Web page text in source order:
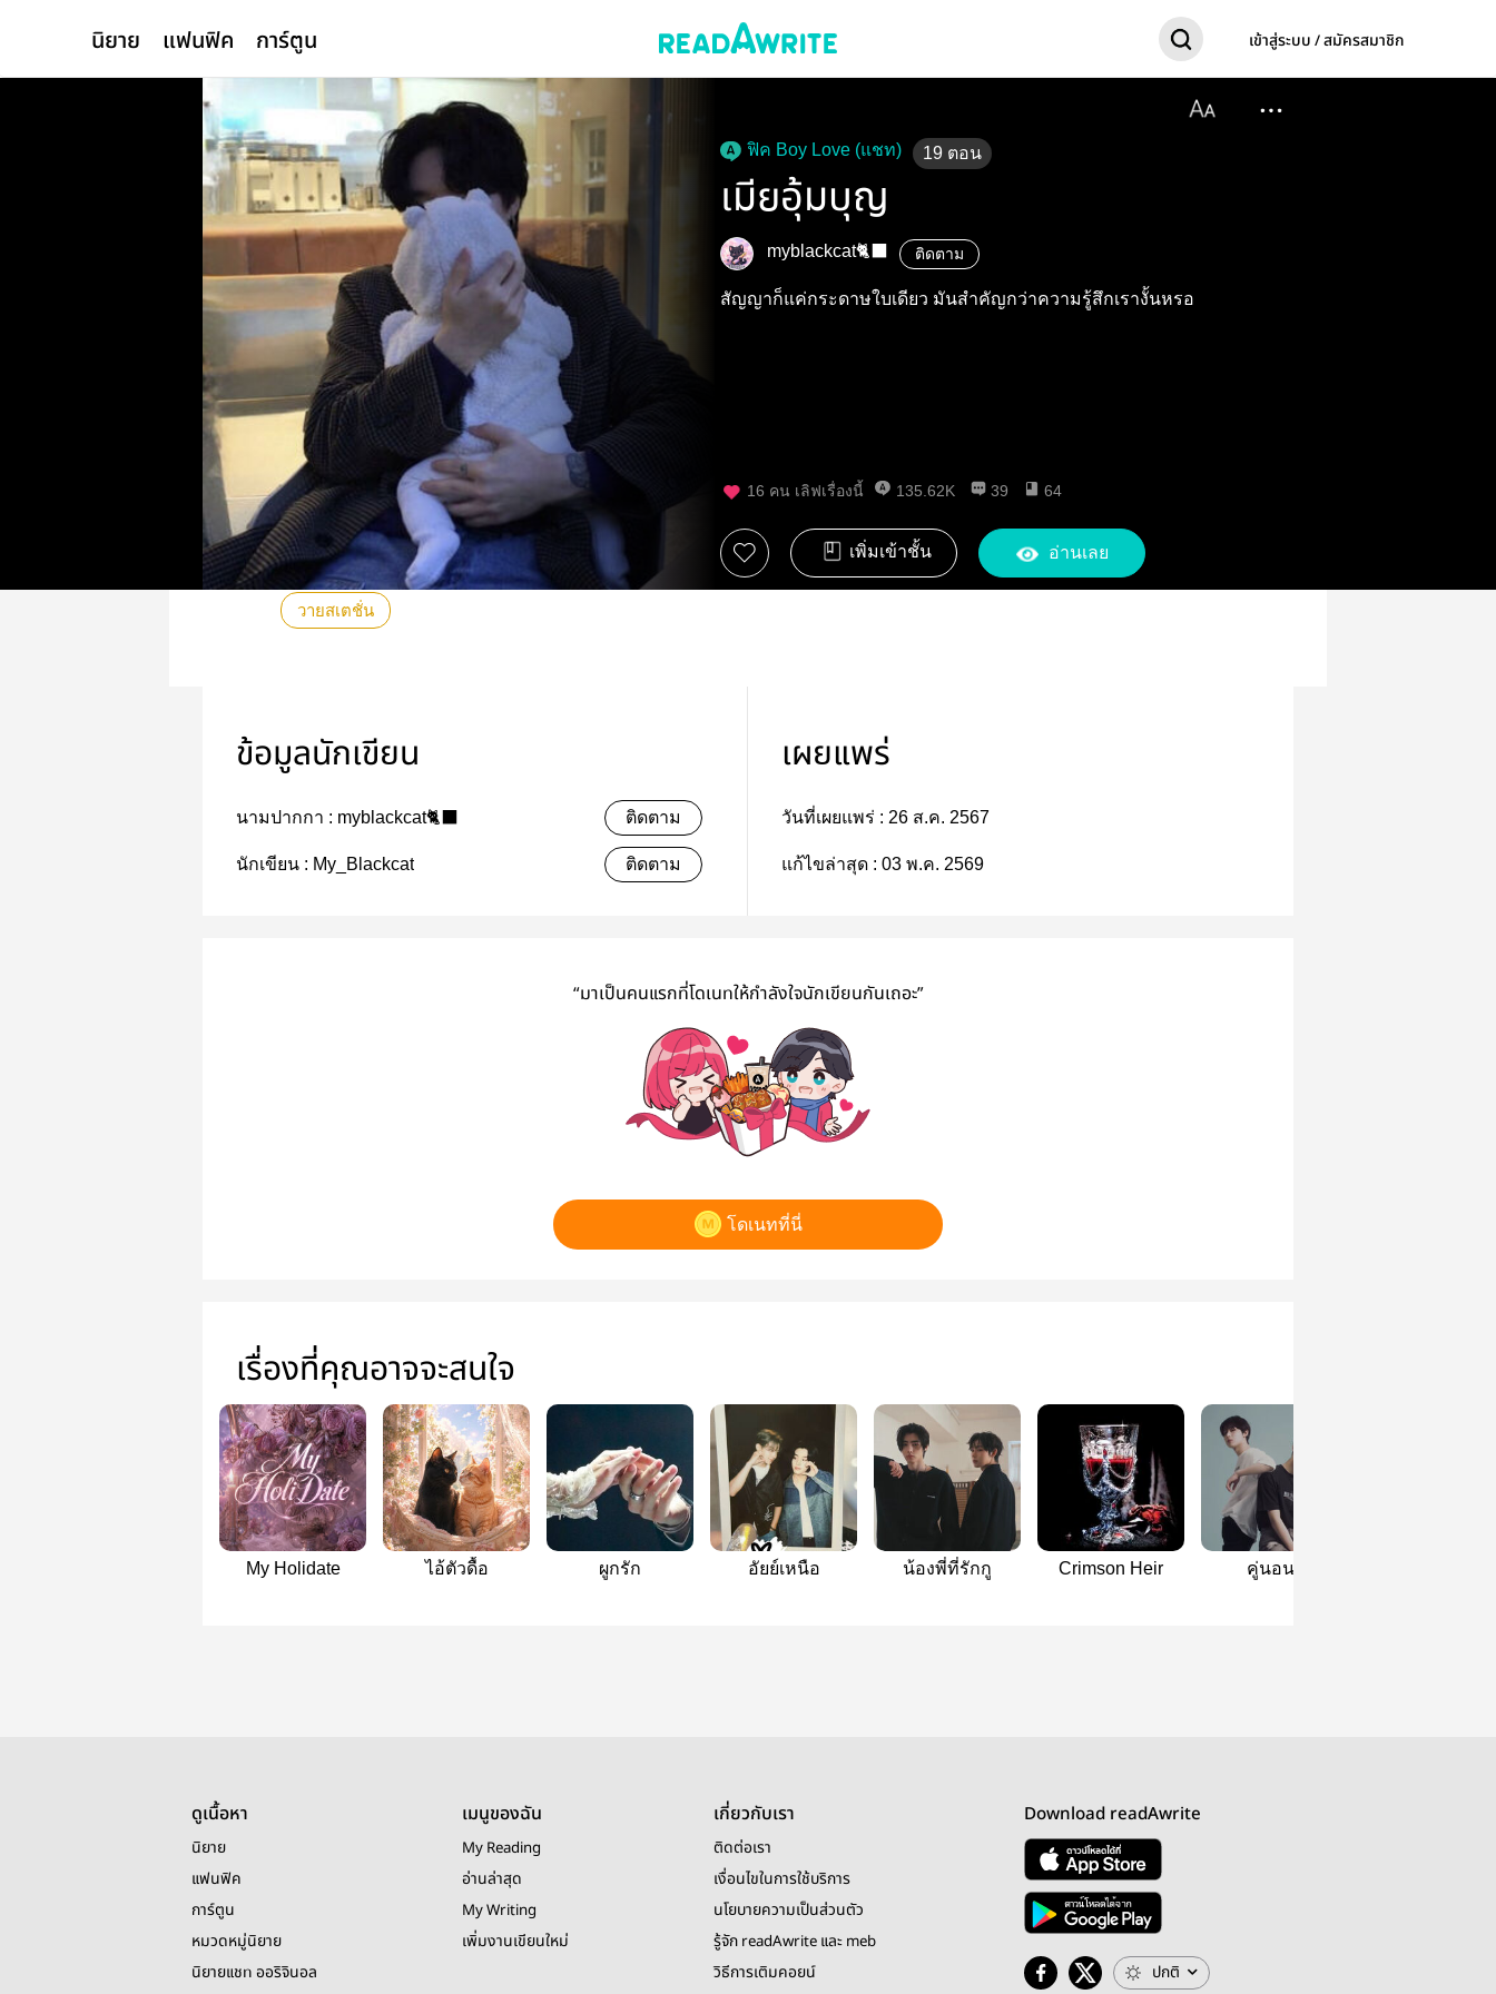
นิยาย แฟนฟิค การ์ตูน เข้าสู่ระบบ / สมัครสมาชิก
ฟิค Boy Love (แชท) 19 ตอน
เมียอุ้มบุญ
myblackcat🐈‍⬛ ติดตาม
สัญญาก็แค่กระดาษใบเดียว มันสำคัญกว่าความรู้สึกเรางั้นหรอ
16 คน เลิฟเรื่องนี้ 135.62K 39 64
เพิ่มเข้าชั้น อ่านเลย
วายสเตชั่น
ข้อมูลนักเขียน
นามปากกา : myblackcat🐈‍⬛ ติดตาม
นักเขียน : My_Blackcat ติดตาม
เผยแพร่
วันที่เผยแพร่ : 26 ส.ค. 2567
แก้ไขล่าสุด : 03 พ.ค. 2569
“มาเป็นคนแรกที่โดเนทให้กำลังใจนักเขียนกันเถอะ”
โดเนทที่นี่
เรื่องที่คุณอาจจะสนใจ
My Holidate ไอ้ตัวดื้อ ผูกรัก อัยย์เหนือ น้องพี่ที่รักกู Crimson Heir
คู่นอน |
ดูเนื้อหา
นิยาย
แฟนฟิค
การ์ตูน
หมวดหมู่นิยาย
นิยายแชท ออริจินอล
เมนูของฉัน
My Reading
อ่านล่าสุด
My Writing
เพิ่มงานเขียนใหม่
เกี่ยวกับเรา
ติดต่อเรา
เงื่อนไขในการใช้บริการ
นโยบายความเป็นส่วนตัว
รู้จัก readAwrite และ meb
วิธีการเติมคอยน์
Download readAwrite
ปกติ